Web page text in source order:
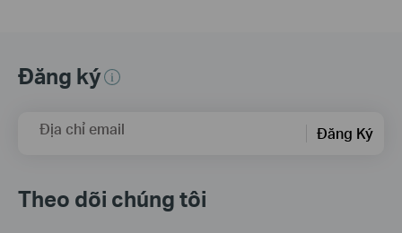
Đăng ký
Địa chỉ email Đăng Ký
Theo dõi chúng tôi